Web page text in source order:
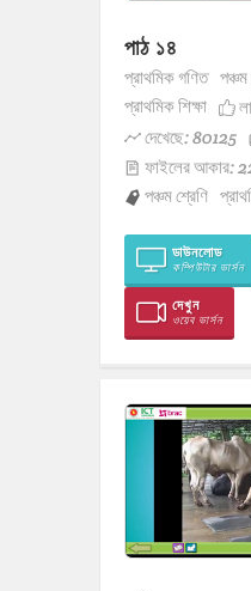
পাঠ ১৪
প্রাথমিক গণিত পঞ্চম
প্রাথমিক শিক্ষা
দেখেছে: 80125
ফাইলের আকার:
পঞ্চম শ্রেণি
ডাউনলোড
কম্পিউটার ভার্সন
দেখুন
ওয়েব ভার্সন